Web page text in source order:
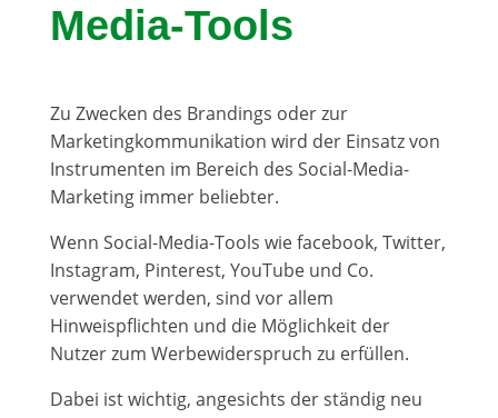
Media-Tools
Zu Zwecken des Brandings oder zur
Marketingkommunikation wird der Einsatz von
Instrumenten im Bereich des Social-Media-
Marketing immer beliebter.
Wenn Social-Media-Tools wie facebook, Twitter,
Instagram, Pinterest, YouTube und Co.
verwendet werden, sind vor allem
Hinweispflichten und die Möglichkeit der
Nutzer zum Werbewiderspruch zu erfüllen.
Dabei ist wichtig, angesichts der ständig neu